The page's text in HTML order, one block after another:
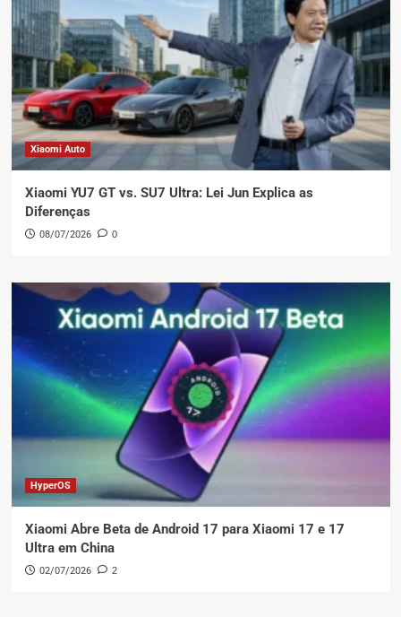
Xiaomi Auto
Xiaomi YU7 GT vs. SU7 Ultra: Lei Jun Explica as
Diferenças
08/07/2026 0
HyperOS
Xiaomi Abre Beta de Android 17 para Xiaomi 17 e 17
Ultra em China
02/07/2026 2